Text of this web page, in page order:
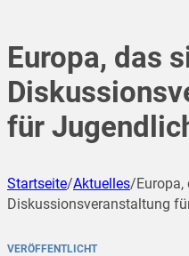
Europa, das
für
Startseite/Aktuelles/
Diskussionsveranstaltung
VERÖFFENTLICHT